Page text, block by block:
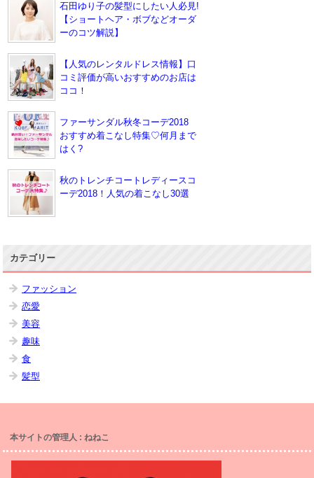
石田ゆり子の髪型にしたい人必見!
【ショートヘア・ボブなどオーダ
ーのコツ解説】
【人気のレンタルドレス情報】口
コミ評価が高いおすすめのお店は
ココ！
ファーサンダル秋冬コーデ2018
おすすめ着こなし特集♡何月まで
はく?
秋のトレンチコートレディースコ
ーデ2018！人気の着こなし30選
カテゴリー
ファッション
恋愛
美容
趣味
食
髪型
本サイトの管理人 : ねねこ